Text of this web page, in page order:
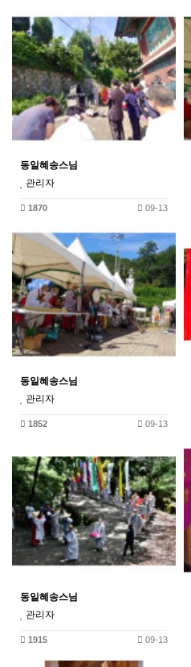
동일혜송스님
관리자
1870 09-13
동일혜송스님
관리자
1852 09-13
동일혜송스님
관리자
1915 09-13